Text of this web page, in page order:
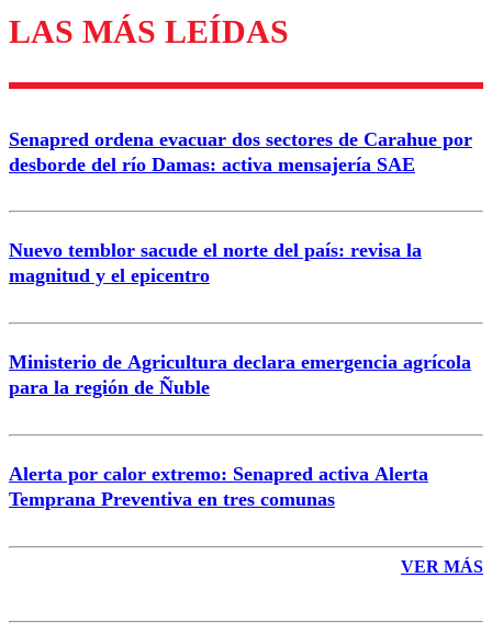
Los comentarios son moderados para garantizar un
diálogo respetuoso.
Correo
LAS MÁS LEÍDAS
Senapred ordena evacuar dos sectores de Carahue por
desborde del río Damas: activa mensajería SAE
Nuevo temblor sacude el norte del país: revisa la
magnitud y el epicentro
Ministerio de Agricultura declara emergencia agrícola
para la región de Ñuble
Alerta por calor extremo: Senapred activa Alerta
Temprana Preventiva en tres comunas
VER MÁS